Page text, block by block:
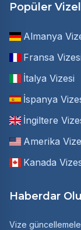
Popüler
Almanya
Fransa Vizesi
İtalya Vizesi
İspanya
İngiltere
Amerika
Kanada
Haberdar
Vize